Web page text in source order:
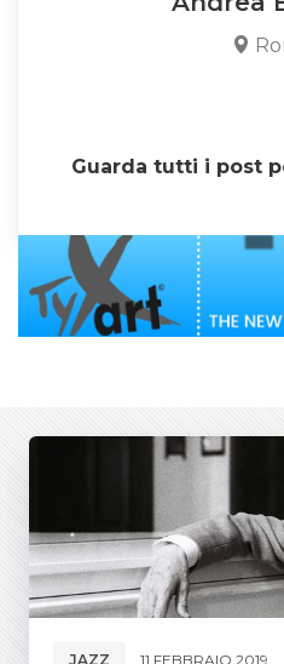
Guarda tutti i post
JAZZ 11 FEBBRAIO 2019